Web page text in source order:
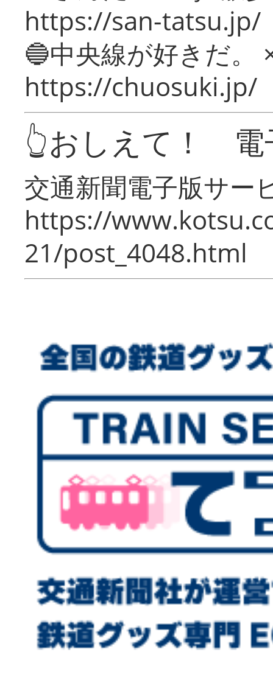
https://san-tatsu.jp/
🔵中央線が好きだ。
https://chuosuki.jp/
👆おしえて！ 電
交通新聞電子版サー
https://
21/post_4048.html